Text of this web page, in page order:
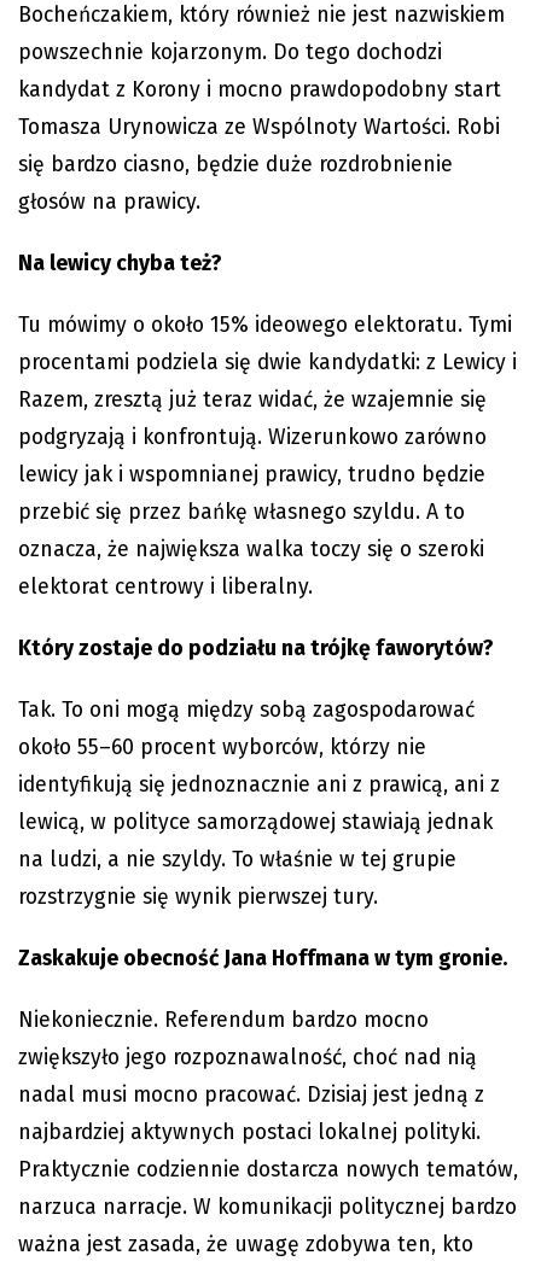
Bocheńczakiem, który również nie jest nazwiskiem
powszechnie kojarzonym. Do tego dochodzi
kandydat z Korony i mocno prawdopodobny start
Tomasza Urynowicza ze Wspólnoty Wartości. Robi
się bardzo ciasno, będzie duże rozdrobnienie
głosów na prawicy.
Na lewicy chyba też?
Tu mówimy o około 15% ideowego elektoratu. Tymi
procentami podziela się dwie kandydatki: z Lewicy i
Razem, zresztą już teraz widać, że wzajemnie się
podgryzają i konfrontują. Wizerunkowo zarówno
lewicy jak i wspomnianej prawicy, trudno będzie
przebić się przez bańkę własnego szyldu. A to
oznacza, że największa walka toczy się o szeroki
elektorat centrowy i liberalny.
Który zostaje do podziału na trójkę faworytów?
Tak. To oni mogą między sobą zagospodarować
około 55–60 procent wyborców, którzy nie
identyfikują się jednoznacznie ani z prawicą, ani z
lewicą, w polityce samorządowej stawiają jednak
na ludzi, a nie szyldy. To właśnie w tej grupie
rozstrzygnie się wynik pierwszej tury.
Zaskakuje obecność Jana Hoffmana w tym gronie.
Niekoniecznie. Referendum bardzo mocno
zwiększyło jego rozpoznawalność, choć nad nią
nadal musi mocno pracować. Dzisiaj jest jedną z
najbardziej aktywnych postaci lokalnej polityki.
Praktycznie codziennie dostarcza nowych tematów,
narzuca narracje. W komunikacji politycznej bardzo
ważna jest zasada, że uwagę zdobywa ten, kto